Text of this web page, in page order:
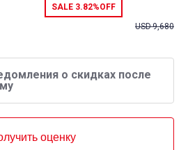
SALE 3.82%OFF
USD9,680
о скидках после
оценку